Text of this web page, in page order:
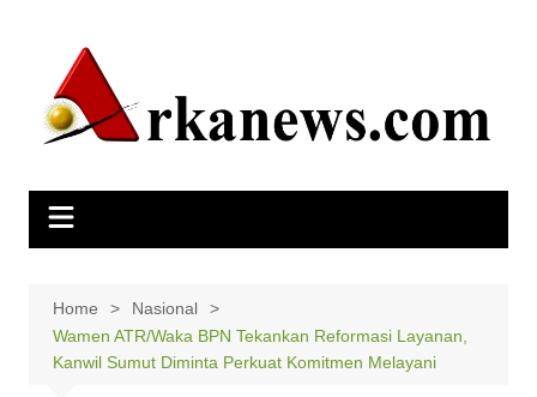
Home
Nasional
Wamen ATR/Waka BPN Tekankan Reformasi Layanan,
Kanwil Sumut Diminta Perkuat Komitmen Melayani